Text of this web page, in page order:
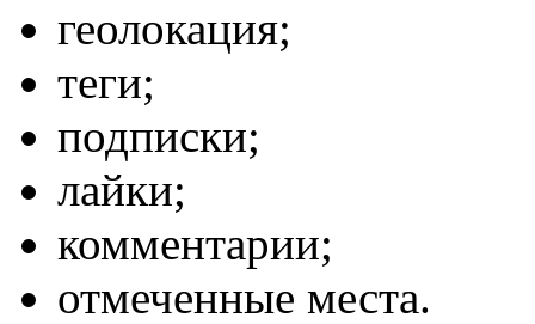
геолокация;
теги;
подписки;
лайки;
комментарии;
отмеченные места.